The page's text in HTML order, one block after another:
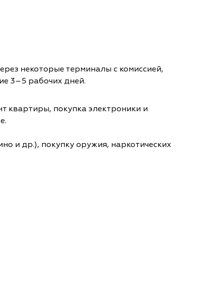
некоторые терминалы с комиссией,
3–5 рабочих дней.
квартиры, покупка электроники и
и др.), покупку оружия, наркотических